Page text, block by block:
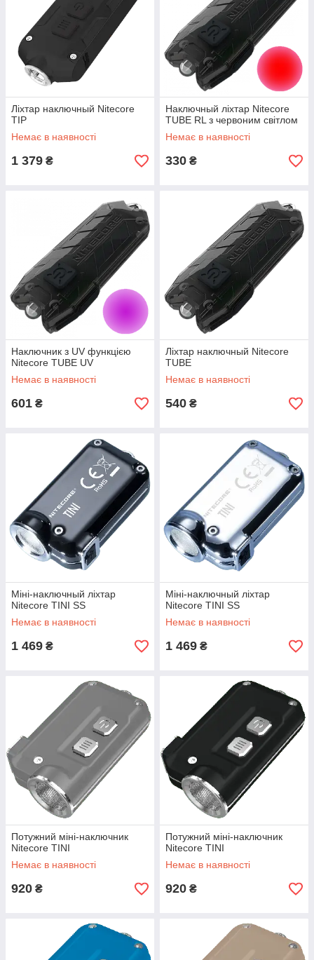
Ліхтар наключный Nitecore
TIP
Немає в наявності
1 379 ₴
Наключный ліхтар Nitecore
TUBE RL з червоним світлом
Немає в наявності
330 ₴
Наключник з UV функцією
Nitecore TUBE UV
Немає в наявності
601 ₴
Ліхтар наключный Nitecore
TUBE
Немає в наявності
540 ₴
Міні-наключный ліхтар
Nitecore TINI SS
Немає в наявності
1 469 ₴
Міні-наключный ліхтар
Nitecore TINI SS
Немає в наявності
1 469 ₴
Потужний міні-наключник
Nitecore TINI
Немає в наявності
920 ₴
Потужний міні-наключник
Nitecore TINI
Немає в наявності
920 ₴